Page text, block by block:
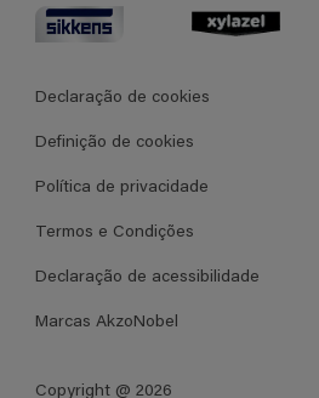
Declaração de cookies
Definição de cookies
Política de privacidade
Termos e Condições
Declaração de acessibilidade
Marcas AkzoNobel
Copyright @ 2026